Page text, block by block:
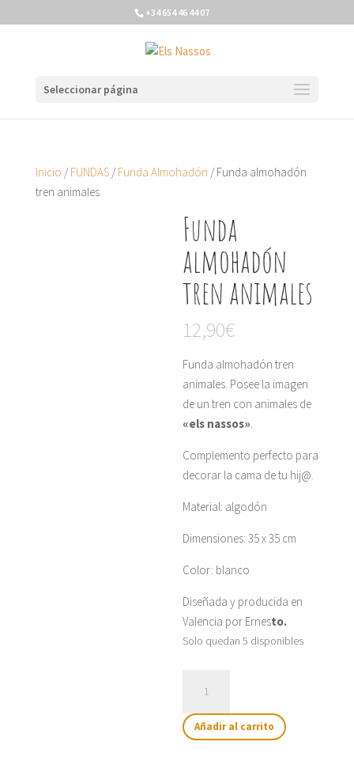
+34 654 46 44 07
Seleccionar página
Inicio / FUNDAS/ Funda Almohadón / Funda almohadón
tren animales
Funda
almohadón
tren animales
12,90€
Funda almohadón tren
animales. Posee la imagen
de un tren con animales de
«els nassos».
Complemento perfecto para
decorar la cama de tu hij@.
Material: algodón
Dimensiones: 35 x 35 cm
Color: blanco
Diseñada y producida en
Valencia por Ernesto.
Solo quedan 5 disponibles
almohadón
tren
animales
Añadir al carrito